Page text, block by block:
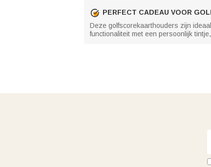
PERFECT CADEAU VOOR
Deze golfscorekaarthouders zijn
functionaliteit met een persoonlijk